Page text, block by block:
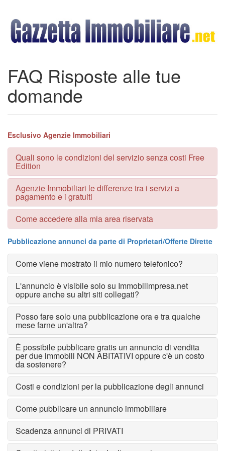
FAQ Risposte alle tue
domande
Esclusivo Agenzie Immobiliari
Quali sono le condizioni del servizio senza costi Free
Edition
Agenzie Immobiliari le differenze tra i servizi a
pagamento e i gratuiti
Come accedere alla mia area riservata
Pubblicazione annunci da parte di Proprietari/Offerte Dirette
Come viene mostrato il mio numero telefonico?
L'annuncio è visibile solo su Immobilimpresa.net
oppure anche su altri siti collegati?
Posso fare solo una pubblicazione ora e tra qualche
mese farne un'altra?
È possibile pubblicare gratis un annuncio di vendita
per due immobili NON ABITATIVI oppure c'è un costo
da sostenere?
Costi e condizioni per la pubblicazione degli annunci
Come pubblicare un annuncio immobiliare
Scadenza annunci di PRIVATI